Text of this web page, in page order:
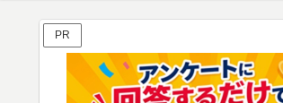
PR